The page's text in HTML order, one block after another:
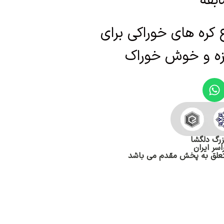
های خوراکی برای
و خوش خوراک
دلگشا
ایران
به پخش مقدم می باشد